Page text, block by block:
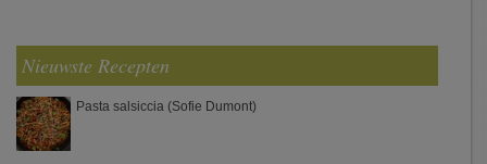
Nieuwste Recepten
Pasta salsiccia (Sofie Dumont)